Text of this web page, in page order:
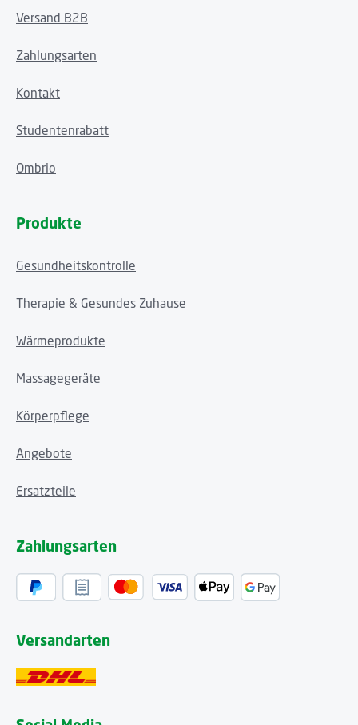
Versand B2B
Zahlungsarten
Kontakt
Studentenrabatt
Ombrio
Produkte
Gesundheitskontrolle
Therapie & Gesundes Zuhause
Wärmeprodukte
Massagegeräte
Körperpflege
Angebote
Ersatzteile
Zahlungsarten
Versandarten